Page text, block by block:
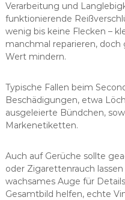
Verarbeitung und
funktionierende
wenig bis keine Flecken –
manchmal reparieren,
Wert mindern.
Typische Fallen beim
Beschädigungen, etwa
ausgeleierte Bündchen,
Markenetiketten.
Auch auf Gerüche sollte
oder Zigarettenrauch
wachsames Auge für
Gesamtbild helfen, echte